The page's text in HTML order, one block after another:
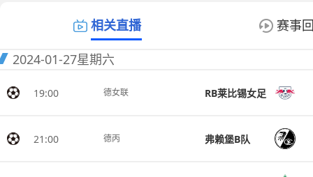
相关直播 赛事
2024-01-27星期六
19:00 德女联 RB莱比锡女足
21:00 德丙 弗赖堡B队